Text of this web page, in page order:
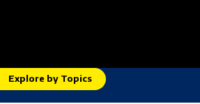
Explore by Topics